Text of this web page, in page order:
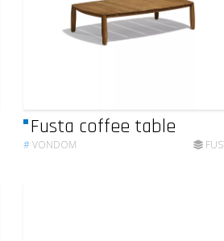
Fusta coffee table
#VONDOM